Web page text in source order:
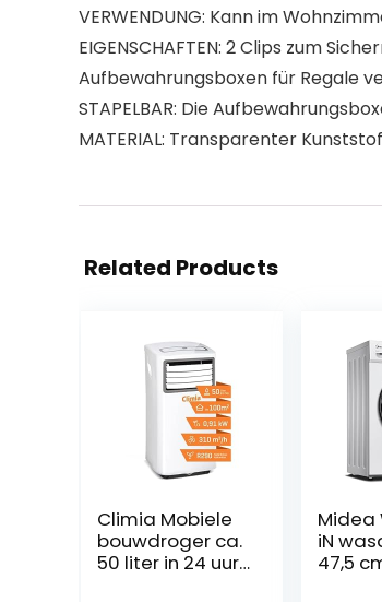
VERWENDUNG: Kann im
EIGENSCHAFTEN: 2 Clips zum
Aufbewahrungsboxen für Regale
STAPELBAR: Die
MATERIAL: Transparenter
Related Products
Climia Mobiele
bouwdroger ca.
50 liter in 24 uur,
Midea
iN
47,5